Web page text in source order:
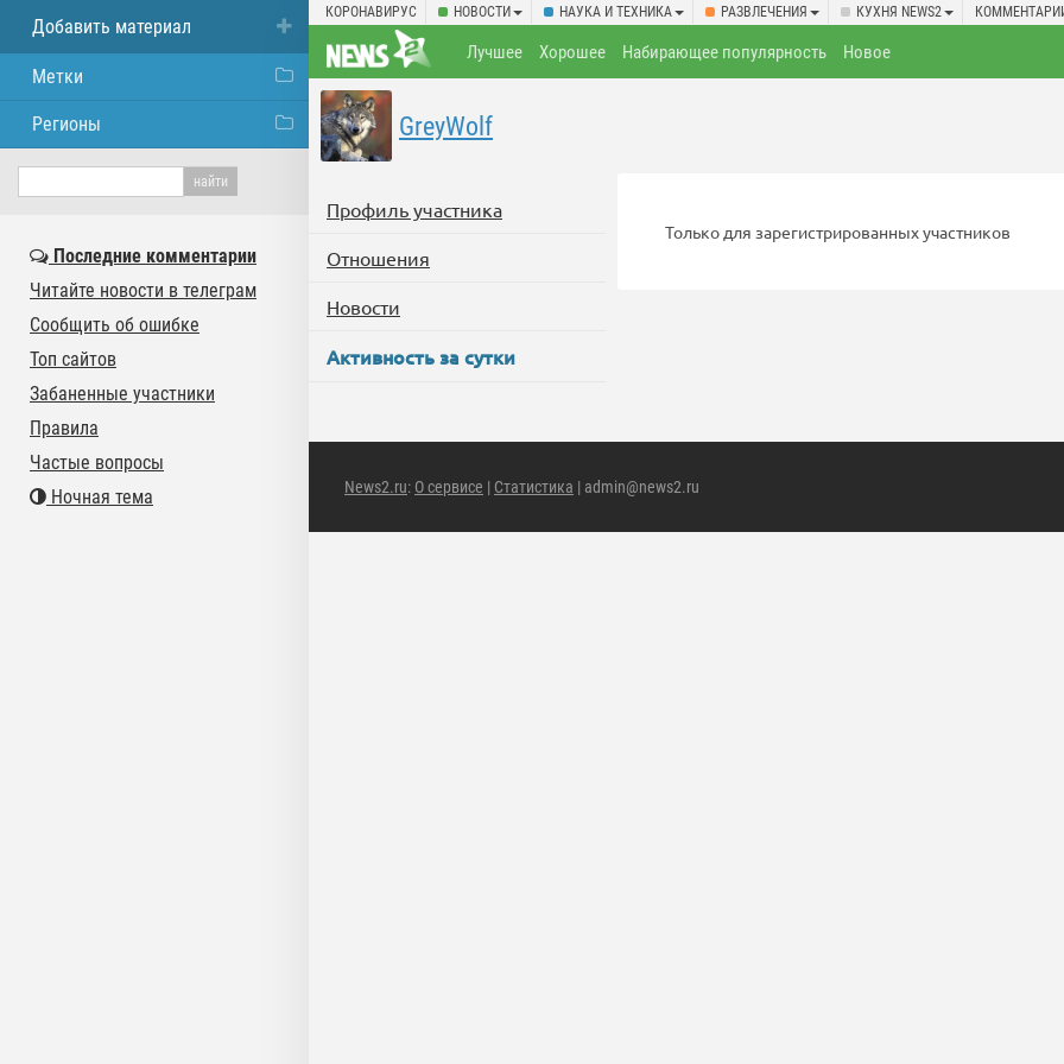
КОРОНАВИРУС НОВОСТИ НАУКА И ТЕХНИКА РАЗВЛЕЧЕНИЯ КУХНЯ NEWS2
Лучшее Хорошее Набирающее популярность Новое
GreyWolf
Профиль участника
Отношения
Новости
Активность за сутки
Только для зарегистрированных участников
News2.ru: О сервисе | Статистика | admin@news2.ru
Добавить материал
Метки
Регионы
Последние комментарии
Читайте новости в телеграм
Сообщить об ошибке
Топ сайтов
Забаненные участники
Правила
Частые вопросы
Ночная тема